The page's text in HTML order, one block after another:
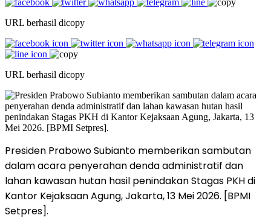
URL berhasil dicopy
URL berhasil dicopy
Presiden Prabowo Subianto memberikan sambutan
dalam acara penyerahan denda administratif dan
lahan kawasan hutan hasil penindakan Stagas PKH di
Kantor Kejaksaan Agung, Jakarta, 13 Mei 2026. [BPMI
Setpres].